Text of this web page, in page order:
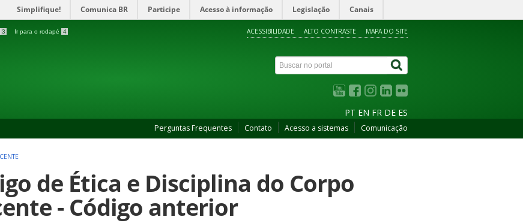
Simplifique! Comunica BR Participe Acesso à informação Legislação Canais
3 Ir para o rodapé 4 ACESSIBILIDADE ALTO CONTRASTE MAPA DO SITE
PT EN FR DE ES
Perguntas Frequentes Contato Acesso a sistemas Comunicação
de Ética e Disciplina do Corpo
- Código anterior